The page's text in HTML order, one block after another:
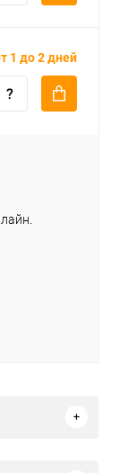
1 до 2 дней